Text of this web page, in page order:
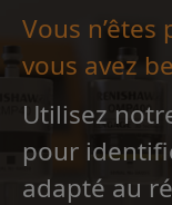
Vous
vous avez
Utilisez
pour
adapté au